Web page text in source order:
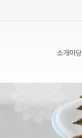
소개마당